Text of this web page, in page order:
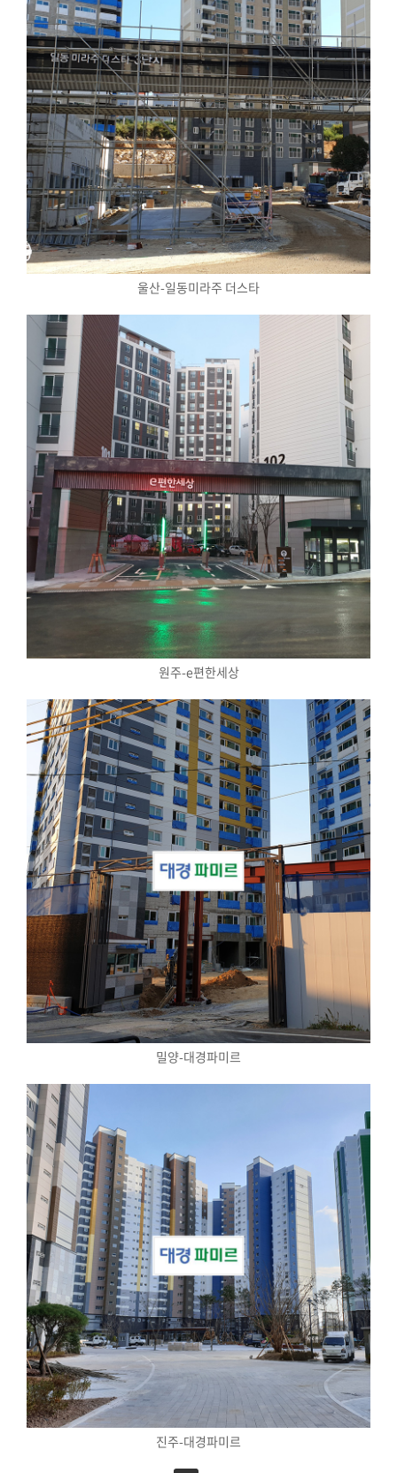
울산-일동미라주 더스타
원주-e편한세상
밀양-대경파미르
진주-대경파미르